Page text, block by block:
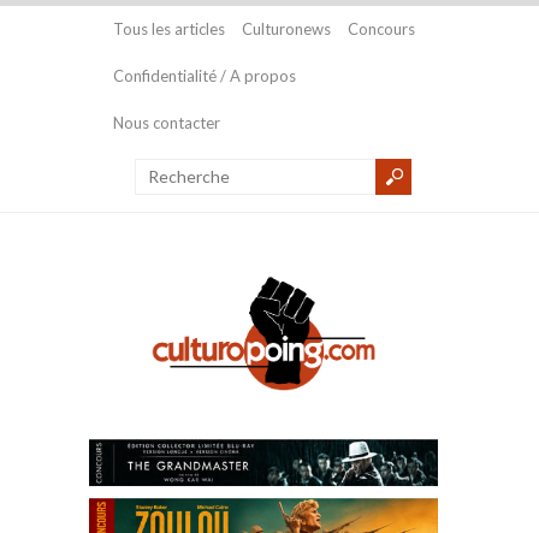
Tous les articles Culturonews Concours
Confidentialité / A propos
Nous contacter